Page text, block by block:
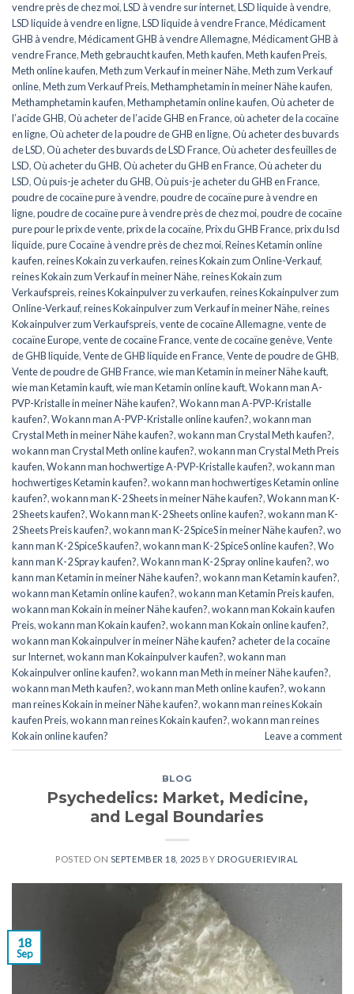
vendre près de chez moi,LSD à vendre sur internet,LSD liquide à vendre,
LSD liquide à vendre en ligne,LSD liquide à vendre France,Médicament
GHB à vendre,Médicament GHB à vendre Allemagne,Médicament GHB à
vendre France,Meth gebraucht kaufen,Meth kaufen,Meth kaufen Preis,
Meth online kaufen,Meth zum Verkauf in meiner Nähe,Meth zum Verkauf
online,Meth zum Verkauf Preis,Methamphetamin in meiner Nähe kaufen,
Methamphetamin kaufen,Methamphetamin online kaufen,Où acheter de
l’acide GHB,Où acheter de l’acide GHB en France,où acheter de la cocaïne
en ligne,Où acheter de la poudre de GHB en ligne,Où acheter des buvards
de LSD,Où acheter des buvards de LSD France,Où acheter des feuilles de
LSD,Où acheter du GHB,Où acheter du GHB en France,Où acheter du
LSD,Où puis-je acheter du GHB,Où puis-je acheter du GHB en France,
poudre de cocaïne pure à vendre,poudre de cocaïne pure à vendre en
ligne,poudre de cocaïne pure à vendre près de chez moi,poudre de cocaïne
pure pour le prix de vente,prix de la cocaïne,Prix du GHB France,prix du lsd
liquide,pure Cocaïne à vendre près de chez moi,Reines Ketamin online
kaufen,reines Kokain zu verkaufen,reines Kokain zum Online-Verkauf,
reines Kokain zum Verkauf in meiner Nähe,reines Kokain zum
Verkaufspreis,reines Kokainpulver zu verkaufen,reines Kokainpulver zum
Online-Verkauf,reines Kokainpulver zum Verkauf in meiner Nähe,reines
Kokainpulver zum Verkaufspreis,vente de cocaïne Allemagne,vente de
cocaïne Europe,vente de cocaïne France,vente de cocaïne genève,Vente
de GHB liquide,Vente de GHB liquide en France,Vente de poudre de GHB,
Vente de poudre de GHB France,wie man Ketamin in meiner Nähe kauft,
wie man Ketamin kauft,wie man Ketamin online kauft,Wo kann man A-
PVP-Kristalle in meiner Nähe kaufen?,Wo kann man A-PVP-Kristalle
kaufen?,Wo kann man A-PVP-Kristalle online kaufen?,wo kann man
Crystal Meth in meiner Nähe kaufen?,wo kann man Crystal Meth kaufen?,
wo kann man Crystal Meth online kaufen?,wo kann man Crystal Meth Preis
kaufen,Wo kann man hochwertige A-PVP-Kristalle kaufen?,wo kann man
hochwertiges Ketamin kaufen?,wo kann man hochwertiges Ketamin online
kaufen?,wo kann man K-2 Sheets in meiner Nähe kaufen?,Wo kann man K-
2 Sheets kaufen?,Wo kann man K-2 Sheets online kaufen?,wo kann man K-
2 Sheets Preis kaufen?,wo kann man K-2 SpiceS in meiner Nähe kaufen?,wo
kann man K-2 SpiceS kaufen?,wo kann man K-2 SpiceS online kaufen?,Wo
kann man K-2 Spray kaufen?,Wo kann man K-2 Spray online kaufen?,wo
kann man Ketamin in meiner Nähe kaufen?,wo kann man Ketamin kaufen?,
wo kann man Ketamin online kaufen?,wo kann man Ketamin Preis kaufen,
wo kann man Kokain in meiner Nähe kaufen?,wo kann man Kokain kaufen
Preis,wo kann man Kokain kaufen?,wo kann man Kokain online kaufen?,
wo kann man Kokainpulver in meiner Nähe kaufen? acheter de la cocaïne
sur Internet,wo kann man Kokainpulver kaufen?,wo kann man
Kokainpulver online kaufen?,wo kann man Meth in meiner Nähe kaufen?,
wo kann man Meth kaufen?,wo kann man Meth online kaufen?,wo kann
man reines Kokain in meiner Nähe kaufen?,wo kann man reines Kokain
kaufen Preis,wo kann man reines Kokain kaufen?,wo kann man reines
Kokain online kaufen?
Leave a comment
BLOG
Psychedelics: Market, Medicine,
and Legal Boundaries
POSTED ON SEPTEMBER 18, 2025 BY DROGUERIEVIRAL
18
Sep